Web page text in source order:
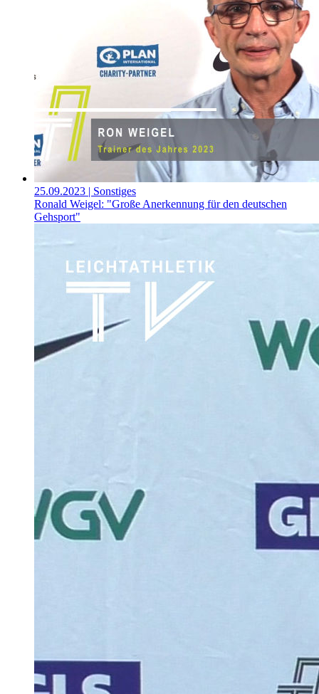
25.09.2023 | Sonstiges
Ronald Weigel: "Große Anerkennung für den deutschen
Gehsport"